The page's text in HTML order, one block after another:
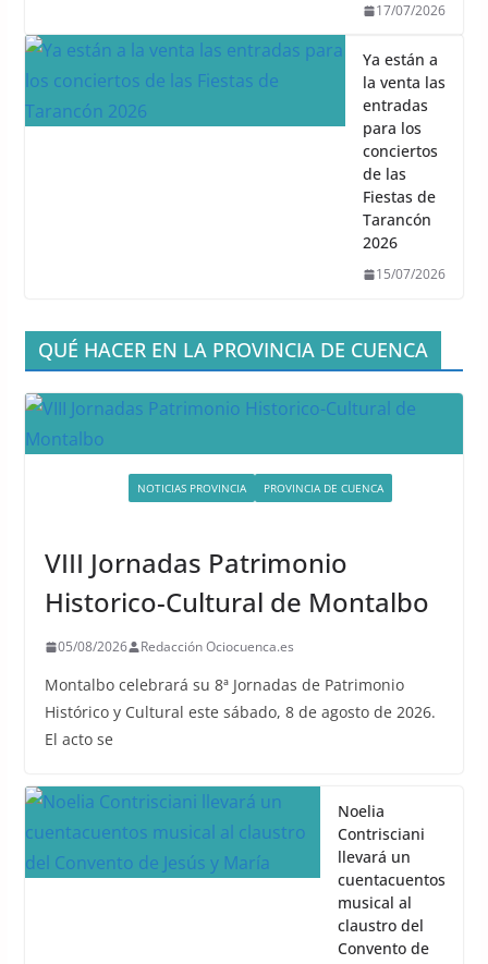
17/07/2026
Ya están a
la venta las
entradas
para los
conciertos
de las
Fiestas de
Tarancón
2026
15/07/2026
QUÉ HACER EN LA PROVINCIA DE CUENCA
NOTICIAS PROVINCIA
PROVINCIA DE CUENCA
VIII Jornadas Patrimonio
Historico-Cultural de Montalbo
05/08/2026 Redacción Ociocuenca.es
Montalbo celebrará su 8ª Jornadas de Patrimonio
Histórico y Cultural este sábado, 8 de agosto de 2026.
El acto se
Noelia
Contrisciani
llevará un
cuentacuentos
musical al
claustro del
Convento de